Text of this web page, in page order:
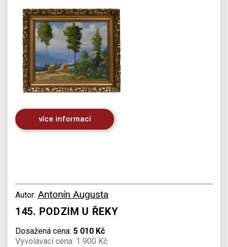
více informací
Autor: Antonín Augusta
145. PODZIM U ŘEKY
Dosažená cena: 5 010 Kč
Vyvolávací cena: 1 900 Kč